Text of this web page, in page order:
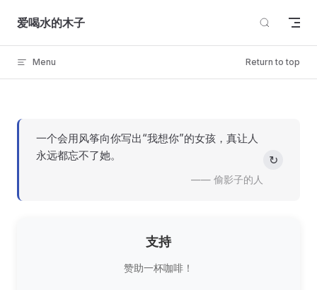
Skip to content
爱喝水的木子
Menu Return to top
一个会用风筝向你写出“我想你”的女孩，真让人
永远都忘不了她。
—— 偷影子的人
↻
支持
赞助一杯咖啡！